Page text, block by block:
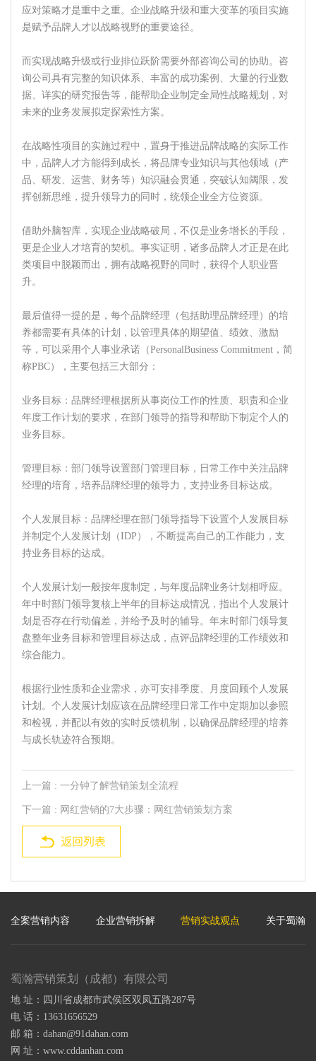
应对策略才是重中之重。企业战略升级和重大变革的项目实施
是赋予品牌人才以战略视野的重要途径。
而实现战略升级或行业排位跃阶需要外部咨询公司的协助。咨
询公司具有完整的知识体系、丰富的成功案例、大量的行业数
据、详实的研究报告等，能帮助企业制定全局性战略规划，对
未来的业务发展拟定探索性方案。
在战略性项目的实施过程中，置身于推进品牌战略的实际工作
中，品牌人才方能得到成长，将品牌专业知识与其他领域（产
品、研发、运营、财务等）知识融会贯通，突破认知阈限，发
挥创新思维，提升领导力的同时，统领企业全方位资源。
借助外脑智库，实现企业战略破局，不仅是业务增长的手段，
更是企业人才培育的契机。事实证明，诸多品牌人才正是在此
类项目中脱颖而出，拥有战略视野的同时，获得个人职业晋
升。
最后值得一提的是，每个品牌经理（包括助理品牌经理）的培
养都需要有具体的计划，以管理具体的期望值、绩效、激励
等，可以采用个人事业承诺（PersonalBusiness Commitment，简
称PBC），主要包括三大部分：
业务目标：品牌经理根据所从事岗位工作的性质、职责和企业
年度工作计划的要求，在部门领导的指导和帮助下制定个人的
业务目标。
管理目标：部门领导设置部门管理目标，日常工作中关注品牌
经理的培育，培养品牌经理的领导力，支持业务目标达成。
个人发展目标：品牌经理在部门领导指导下设置个人发展目标
并制定个人发展计划（IDP），不断提高自己的工作能力，支
持业务目标的达成。
个人发展计划一般按年度制定，与年度品牌业务计划相呼应。
年中时部门领导复核上半年的目标达成情况，指出个人发展计
划是否存在行动偏差，并给予及时的辅导。年末时部门领导复
盘整年业务目标和管理目标达成，点评品牌经理的工作绩效和
综合能力。
根据行业性质和企业需求，亦可安排季度、月度回顾个人发展
计划。个人发展计划应该在品牌经理日常工作中定期加以参照
和检视，并配以有效的实时反馈机制，以确保品牌经理的培养
与成长轨迹符合预期。
上一篇 : 一分钟了解营销策划全流程
下一篇 : 网红营销的7大步骤：网红营销策划方案
全案营销内容 企业营销拆解 营销实战观点 关于蜀瀚
蜀瀚营销策划（成都）有限公司
地 址：四川省成都市武侯区双凤五路287号
电 话：13631656529
邮 箱：dahan@91dahan.com
网 址：www.cddanhan.com